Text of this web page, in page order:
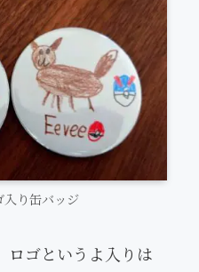
入り缶バッジ
ロゴというよ入りは